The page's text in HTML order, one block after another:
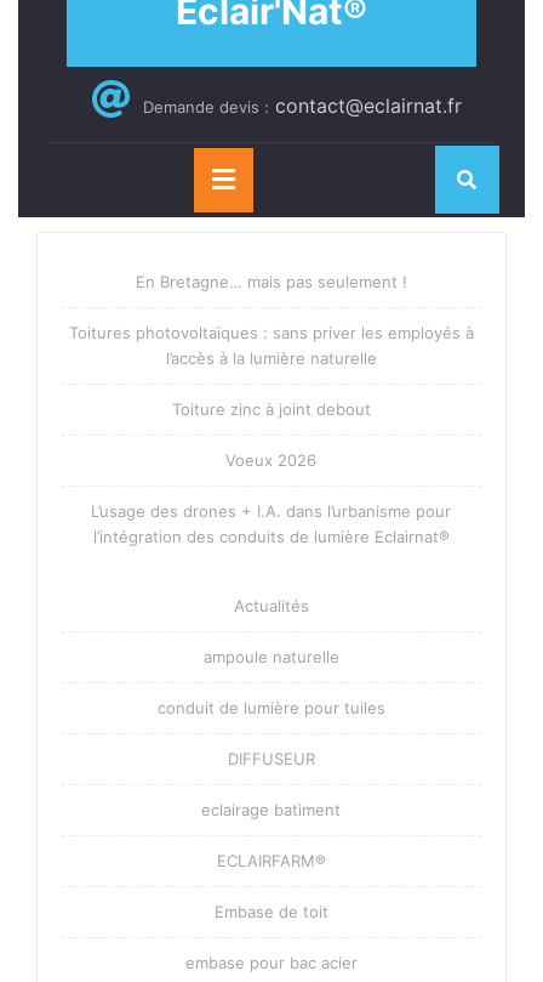
Eclair'Nat®
Demande devis : contact@eclairnat.fr
Open
En Bretagne… mais pas seulement !
Toitures photovoltaïques : sans priver les employés à
l’accès à la lumière naturelle
Toiture zinc à joint debout
Voeux 2026
L’usage des drones + I.A. dans l’urbanisme pour
l’intégration des conduits de lumière Eclairnat®
Actualités
ampoule naturelle
conduit de lumière pour tuiles
DIFFUSEUR
eclairage batiment
ECLAIRFARM®
Embase de toit
embase pour bac acier